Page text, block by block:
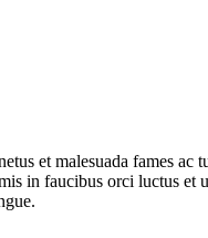
et malesuada fames ac
in faucibus orci luctus et